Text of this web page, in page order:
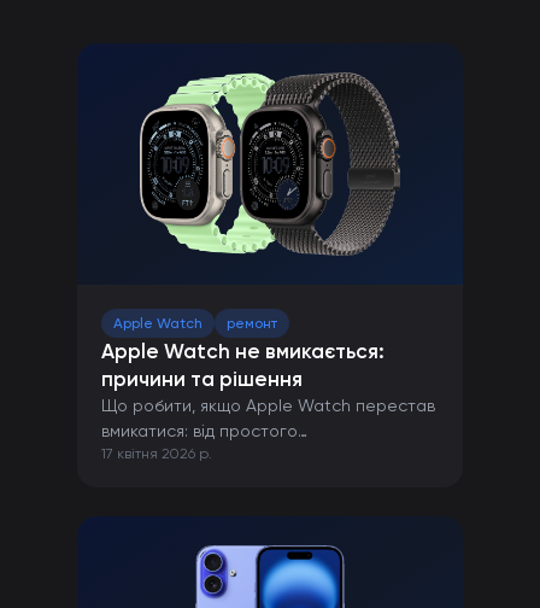
Apple Watch ремонт
Apple Watch не вмикається:
причини та рішення
Що робити, якщо Apple Watch перестав
вмикатися: від простого
перезавантаження до ремонту в сервісі.
17 квітня 2026 р.